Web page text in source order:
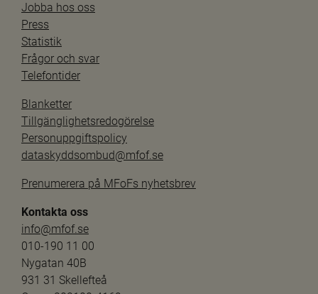
Jobba hos oss
Press
Statistik
Frågor och svar
Telefontider
Blanketter
Tillgänglighetsredogörelse
Personuppgiftspolicy
dataskyddsombud@mfof.se
Prenumerera på MFoFs nyhetsbrev
Kontakta oss
info@mfof.se
010-190 11 00
Nygatan 40B
931 31 Skellefteå